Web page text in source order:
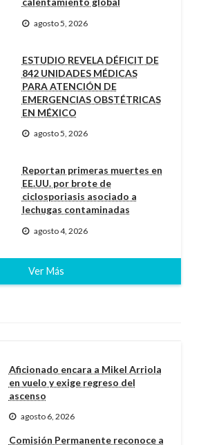
agosto 5, 2026
ESTUDIO REVELA DÉFICIT DE
842 UNIDADES MÉDICAS
PARA ATENCIÓN DE
EMERGENCIAS OBSTÉTRICAS
EN MÉXICO
agosto 5, 2026
Reportan primeras muertes en
EE.UU. por brote de
ciclosporiasis asociado a
lechugas contaminadas
agosto 4, 2026
Ver Más
Aficionado encara a Mikel Arriola
en vuelo y exige regreso del
ascenso
agosto 6, 2026
Comisión Permanente reconoce a